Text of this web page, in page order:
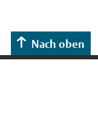
Nach oben